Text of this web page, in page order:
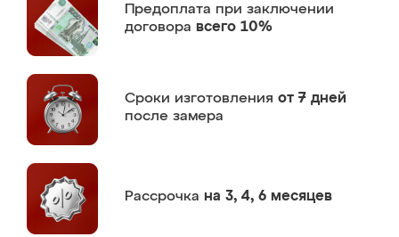
Предоплата при заключении
договора всего 10%
Сроки изготовления от 7 дней
после замера
Рассрочка на 3, 4, 6 месяцев